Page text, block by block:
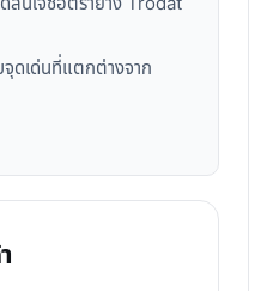
ดเด่นที่แตกต่างจาก